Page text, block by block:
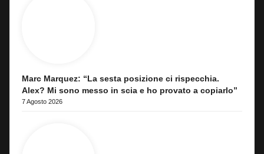
Marc Marquez: “La sesta posizione ci rispecchia.
Alex? Mi sono messo in scia e ho provato a copiarlo”
7 Agosto 2026